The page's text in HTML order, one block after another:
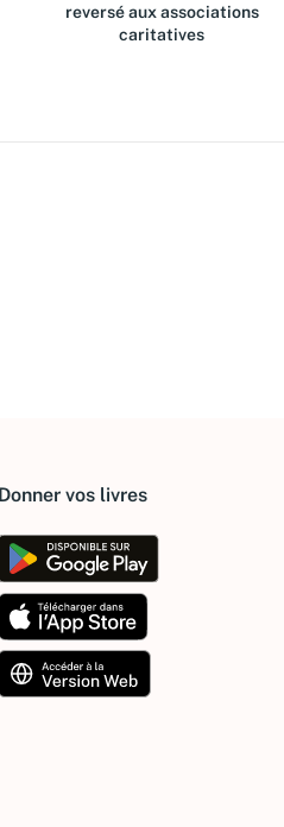
reversé aux associations
caritatives
Donner vos livres